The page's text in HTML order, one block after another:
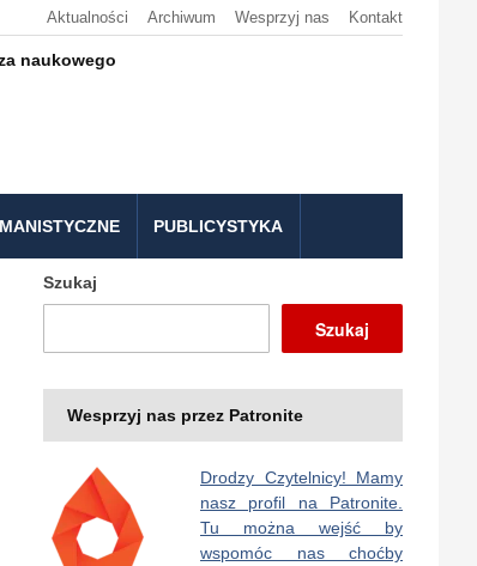
Aktualności Archiwum Wesprzyj nas Kontakt
naukowego
PUBLICYSTYKA
Szukaj
Szukaj
Wesprzyj nas przez Patronite
Drodzy Czytelnicy! Mamy
nasz profil na Patronite.
Tu można wejść by
wspomóc nas choćby